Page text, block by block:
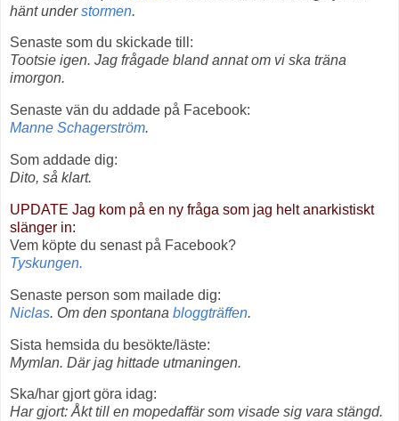
hänt understormen.
Senaste som du skickade till:
Tootsie igen. Jag frågade bland annat om vi ska träna
imorgon.
Senaste vän du addade på Facebook:
Manne Schagerström.
Som addade dig:
Dito, så klart.
UPDATE Jag kom på en ny fråga som jag helt anarkistiskt
slänger in:
Vem köpte du senast på Facebook?
Tyskungen.
Senaste person som mailade dig:
Niclas. Om den spontana bloggträffen.
Sista hemsida du besökte/läste:
Mymlan. Där jag hittade utmaningen.
Ska/har gjort göra idag:
Har gjort: Åkt till en mopedaffär som visade sig vara stängd.